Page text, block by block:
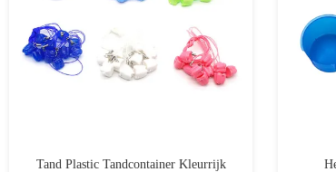
Tand Plastic Tandcontainer Kleurrijk